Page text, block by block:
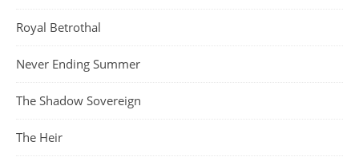
Royal Betrothal
Never Ending Summer
The Shadow Sovereign
The Heir